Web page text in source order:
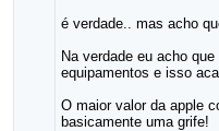
é verdade.. mas acho
Na verdade eu acho
equipamentos e isso
O maior valor da apple
basicamente uma grife!